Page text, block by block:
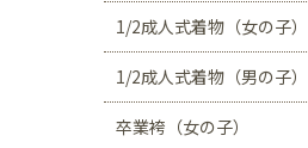
1/2成人式着物（女の子）
1/2成人式着物（男の子）
卒業袴（女の子）